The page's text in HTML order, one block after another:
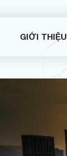
GIỚI THIỆU